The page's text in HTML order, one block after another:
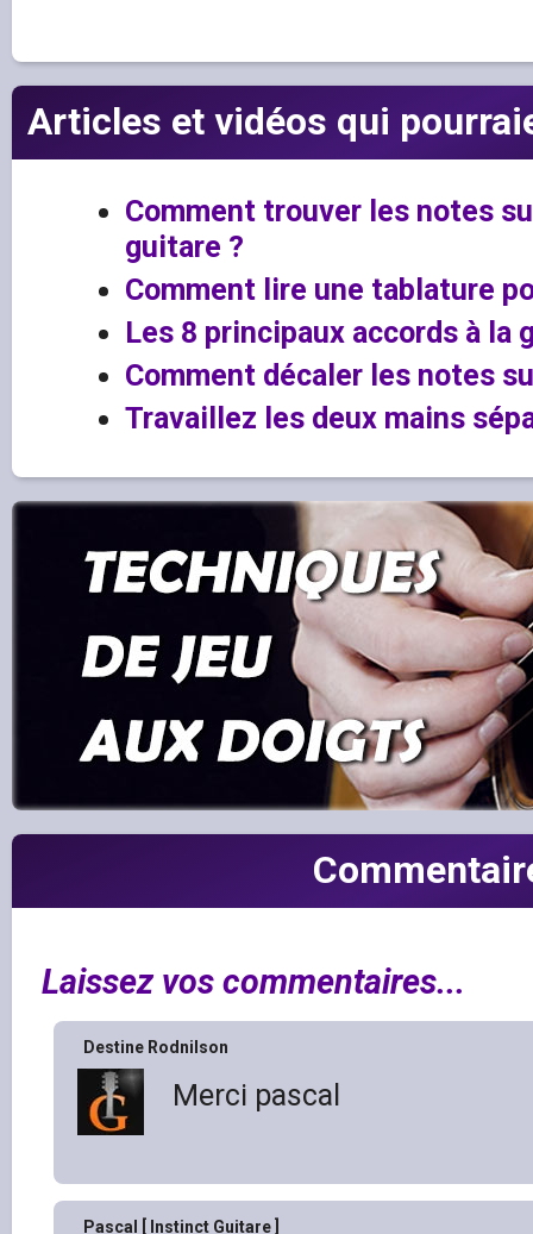
Articles et vidéos qui
Comment trouver les notes
guitare ?
Comment lire une tablature
Les 8 principaux accords à la
Comment décaler les notes
Travaillez les deux mains
Laissez vos commentaires...
Destine Rodnilson
Merci pascal
Pascal [ Instinct Guitare ]